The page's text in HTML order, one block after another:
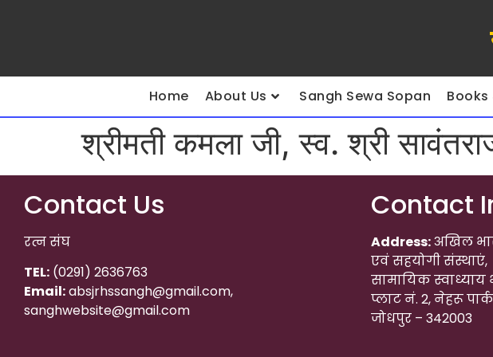
Home About Us Sangh Sewa Sopan Books
श्रीमती कमला जी, स्व. श्री
Contact Us
रत्न संघ
TEL: (0291) 2636763
Email:absjrhssangh@gmail.com,
sanghwebsite@gmail.com
Contact
Address:अखिल
एवं सहयोगी संस्थाएं,
सामायिक
प्लाट नं. 2, नेहरू पार्क
जोधपुर – 342003